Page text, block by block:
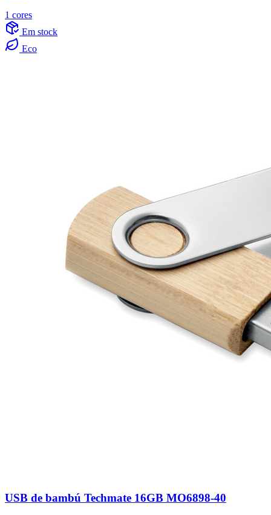
1 cores
Em stock
Eco
USB de bambú Techmate 16GB MO6898-40